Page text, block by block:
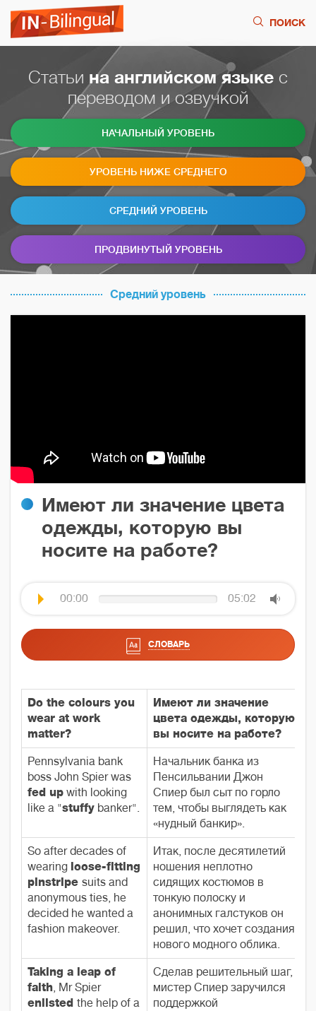
ПОИСК
Статьи на английском языке с
переводом и озвучкой
НАЧАЛЬНЫЙ УРОВЕНЬ
УРОВЕНЬ НИЖЕ СРЕДНЕГО
СРЕДНИЙ УРОВЕНЬ
ПРОДВИНУТЫЙ УРОВЕНЬ
Средний уровень
Имеют ли значение цвета
одежды, которую вы
носите на работе?
00:00 05:02
СЛОВАРЬ
Do the colours you
wear at work
matter?
Имеют ли значение
цвета одежды, которую
вы носите на работе?
Pennsylvania bank
boss John Spier was
fed up with looking
like a "stuffy banker".
Начальник банка из
Пенсильвании Джон
Спиер был сыт по горло
тем, чтобы выглядеть как
«нудный банкир».
So after decades of
wearing loose-fitting
pinstripe suits and
anonymous ties, he
decided he wanted a
fashion makeover.
Итак, после десятилетий
ношения неплотно
сидящих костюмов в
тонкую полоску и
анонимных галстуков он
решил, что хочет создания
нового модного облика.
Taking a leap of
faith, Mr Spier
enlisted the help of a
Сделав решительный шаг,
мистер Спиер заручился
поддержкой